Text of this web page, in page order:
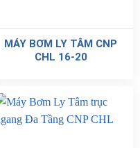
MÁY BƠM LY TÂM CNP
CHL 16-20